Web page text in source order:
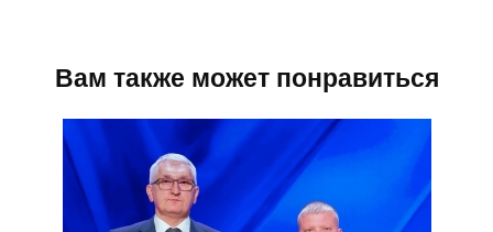
Вам также может понравиться